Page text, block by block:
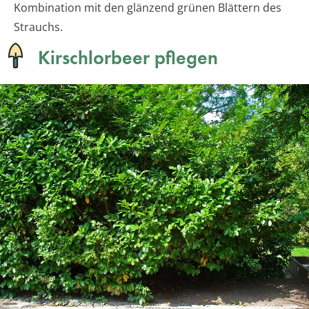
Kombination mit den glänzend grünen Blättern des
Strauchs.
Kirschlorbeer pflegen